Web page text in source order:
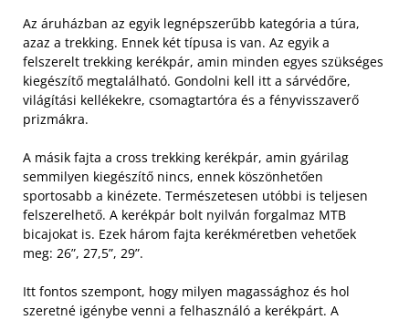
Az áruházban az egyik legnépszerűbb kategória a túra,
azaz a trekking. Ennek két típusa is van. Az egyik a
felszerelt trekking kerékpár, amin minden egyes szükséges
kiegészítő megtalálható. Gondolni kell itt a sárvédőre,
világítási kellékekre, csomagtartóra és a fényvisszaverő
prizmákra.
A másik fajta a cross trekking kerékpár, amin gyárilag
semmilyen kiegészítő nincs, ennek köszönhetően
sportosabb a kinézete. Természetesen utóbbi is teljesen
felszerelhető. A kerékpár bolt nyilván forgalmaz MTB
bicajokat is. Ezek három fajta kerékméretben vehetőek
meg: 26”, 27,5”, 29”.
Itt fontos szempont, hogy milyen magassághoz és hol
szeretné igénybe venni a felhasználó a kerékpárt. A